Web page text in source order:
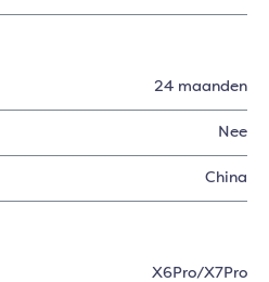
24 maanden
Nee
China
X6Pro/X7Pro